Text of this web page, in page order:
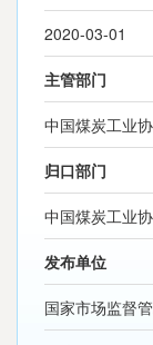
2020-03-01
主管部门
中国煤炭工业
归口部门
中国煤炭工业
发布单位
国家市场监督